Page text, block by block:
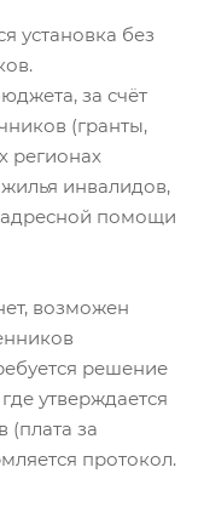
установка без
за счёт
(гранты,
регионах
инвалидов,
помощи
возможен
решение
утверждается
(плата за
протокол.